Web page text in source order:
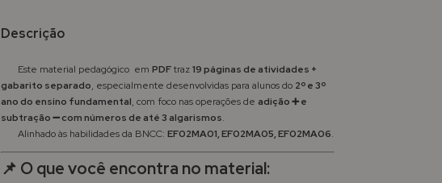
Descrição
Este material pedagógico em PDFtraz19 páginas de atividades +
gabarito separado, especialmente desenvolvidas para alunos do 2º e 3º
ano do ensino fundamental, com foco nas operações de adição ➕ e
subtração ➖ com números de até 3 algarismos.
Alinhado às habilidades da BNCC: EF02MA01, EF02MA05, EF02MA06.
📌 O que você encontra no material: